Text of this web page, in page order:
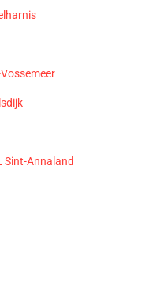
Sint-Annaland